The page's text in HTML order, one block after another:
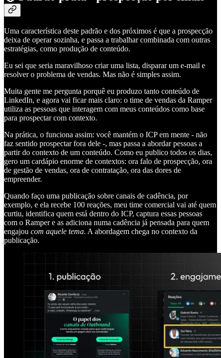
Uma característica deste padrão e dos próximos é que a prospecção
deixa de operar sozinha, e passa a trabalhar combinada com outras
estratégias, como produção de conteúdo.
Eu sei que seria maravilhoso criar uma lista, disparar um e-mail e
resolver o problema de vendas. Mas não é simples assim.
Muita gente me pergunta porquê eu produzo tanto conteúdo de
LinkedIn, e agora vai ficar mais claro: o time de vendas da Ramper
utiliza as pessoas que interagem com meus conteúdos como base
para prospectar com contexto.
Na prática, o funciona assim: você mantém o ICP em mente - não
faz sentido prospectar fora dele -, mas passa a abordar pessoas a
partir do contexto de um conteúdo. Como eu publico todos os dias,
gero um cardápio enorme de contextos: ora falo de prospecção, ora
de gestão de vendas, ora de contratação, ora das dores de
empreender.
Quando faço uma publicação sobre canais de cadência, por
exemplo, e ela recebe 100 reações, meu time comercial vai até quem
curtiu, identifica quem está dentro do ICP, captura essas pessoas
com o Ramper e as adiciona numa cadência já pensada para quem
engajou com aquele tema. A abordagem chega no contexto da
publicação.